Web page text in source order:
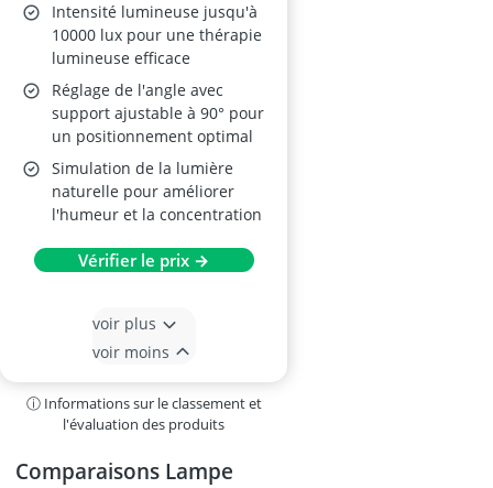
Intensité lumineuse jusqu'à
10000 lux pour une thérapie
lumineuse efficace
Réglage de l'angle avec
support ajustable à 90° pour
un positionnement optimal
Simulation de la lumière
naturelle pour améliorer
l'humeur et la concentration
Vérifier le prix →
voir plus
voir moins
ⓘ Informations sur le classement et
l'évaluation des produits
Comparaisons Lampe